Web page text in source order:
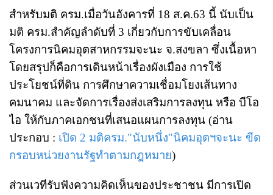
สำหรับมติ ครม.เมื่อวันอังคารที่ 18 ส.ค.63 นี้ นับเป็น
มติ ครม.สำคัญลำดับที่ 3 เกี่ยวกับการขับเคลื่อน
โครงการนิคมอุตสาหกรรมจะนะ จ.สงขลา ซึ่งเนื้อหา
โดยสรุปก็คือการเดินหน้าเรื่องผังเมือง การใช้
ประโยชน์ที่ดิน การศึกษาความเชื่อมโยงเส้นทาง
คมนาคม และจัดการเรื่องส่งเสริมการลงทุน หรือ บีโอ
ไอ ให้กับภาคเอกชนที่เสนอแผนการลงทุน (อ่าน
ประกอบ : เปิด 2 มติครม."นับหนึ่ง"นิคมอุตฯจะนะ ขีด
กรอบหน่วยงานรัฐทำตามกฎหมาย)
ส่วนเวทีรับฟังความคิดเห็นของประชาชน มีการเปิด